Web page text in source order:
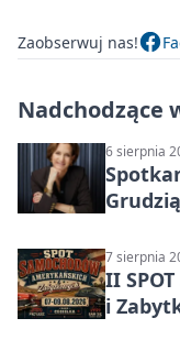
Zaobserwuj nas!
Nadchodzące
6 sierpnia
7 sierpnia
II
i